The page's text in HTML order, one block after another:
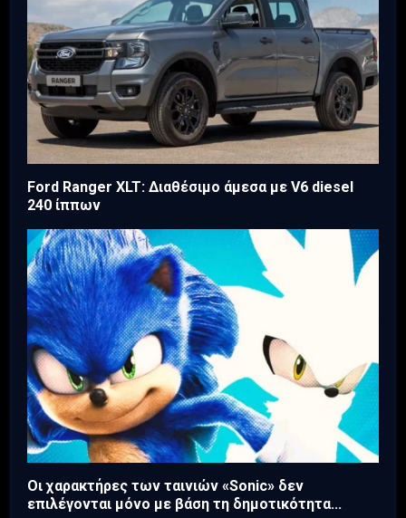
Ford Ranger XLT: Διαθέσιμο άμεσα με V6 diesel
240 ίππων
Οι χαρακτήρες των ταινιών «Sonic» δεν
επιλέγονται μόνο με βάση τη δημοτικότητα...